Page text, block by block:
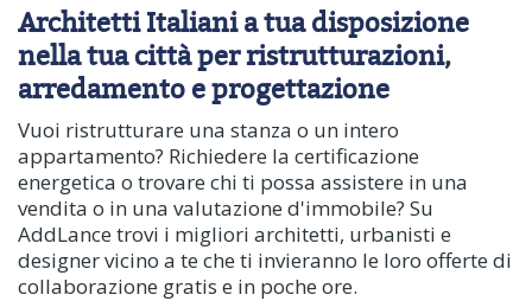
Architetti Italiani a tua disposizione
nella tua città per ristrutturazioni,
arredamento e progettazione
Vuoi ristrutturare una stanza o un intero
appartamento? Richiedere la certificazione
energetica o trovare chi ti possa assistere in una
vendita o in una valutazione d'immobile? Su
AddLance trovi i migliori architetti, urbanisti e
designer vicino a te che ti invieranno le loro offerte di
collaborazione gratis e in poche ore.